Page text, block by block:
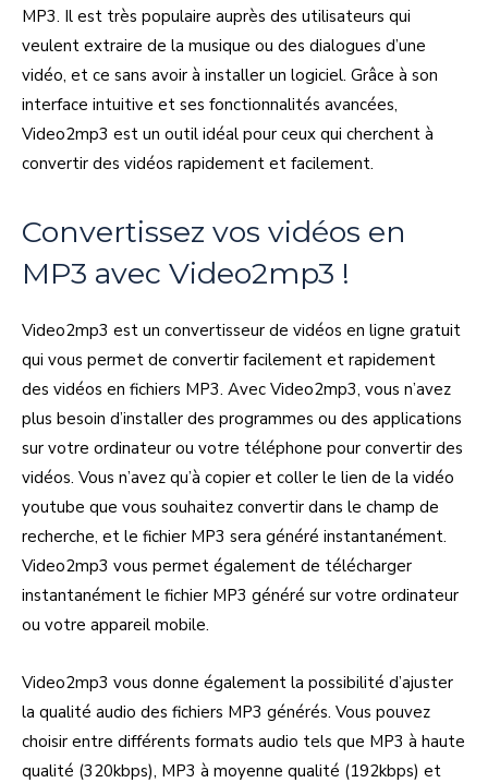
MP3. Il est très populaire auprès des utilisateurs qui
veulent extraire de la musique ou des dialogues d’une
vidéo, et ce sans avoir à installer un logiciel. Grâce à son
interface intuitive et ses fonctionnalités avancées,
Video2mp3 est un outil idéal pour ceux qui cherchent à
convertir des vidéos rapidement et facilement.
Convertissez vos vidéos en
MP3 avec Video2mp3 !
Video2mp3 est un convertisseur de vidéos en ligne gratuit
qui vous permet de convertir facilement et rapidement
des vidéos en fichiers MP3. Avec Video2mp3, vous n’avez
plus besoin d’installer des programmes ou des applications
sur votre ordinateur ou votre téléphone pour convertir des
vidéos. Vous n’avez qu’à copier et coller le lien de la vidéo
youtube que vous souhaitez convertir dans le champ de
recherche, et le fichier MP3 sera généré instantanément.
Video2mp3 vous permet également de télécharger
instantanément le fichier MP3 généré sur votre ordinateur
ou votre appareil mobile.
Video2mp3 vous donne également la possibilité d’ajuster
la qualité audio des fichiers MP3 générés. Vous pouvez
choisir entre différents formats audio tels que MP3 à haute
qualité (320kbps), MP3 à moyenne qualité (192kbps) et